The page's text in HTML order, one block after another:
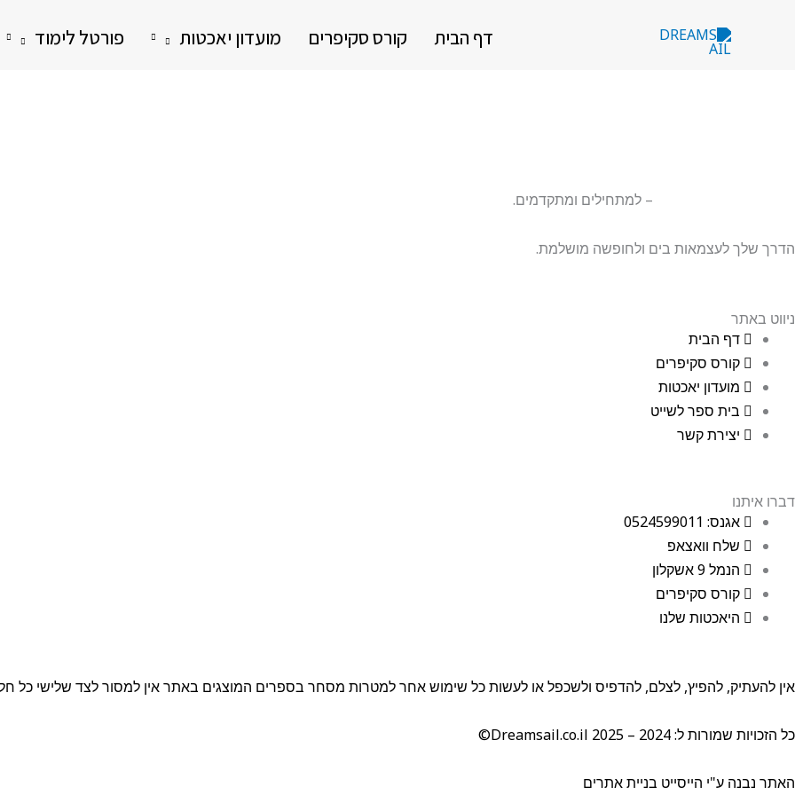
דף הבית קורס סקיפרים מועדון יאכטות פורטל לימוד
– למתחילים ומתקדמים.
הדרך שלך לעצמאות בים ולחופשה מושלמת.
ניווט באתר
דף הבית
קורס סקיפרים
מועדון יאכטות
בית ספר לשייט
יצירת קשר
דברו איתנו
אגנס: 0524599011
שלח וואצאפ
הנמל 9 אשקלון
קורס סקיפרים
היאכטות שלנו
אין להעתיק, להפיץ, לצלם, להדפיס ולשכפל או לעשות כל שימוש אחר למטרות מסחר בספרים המוצגים באתר אין למסור לצד שלישי
כל הזכויות שמורות ל: Dreamsail.co.il 2025 – 2024©
האתר נבנה ע"י הייסייט בניית אתרים
קורסים
ומידע